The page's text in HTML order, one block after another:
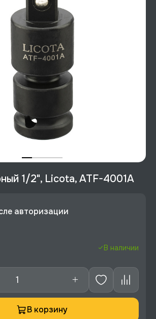
1/2", Licota, ATF-4001A
авторизации
В наличии
В корзину